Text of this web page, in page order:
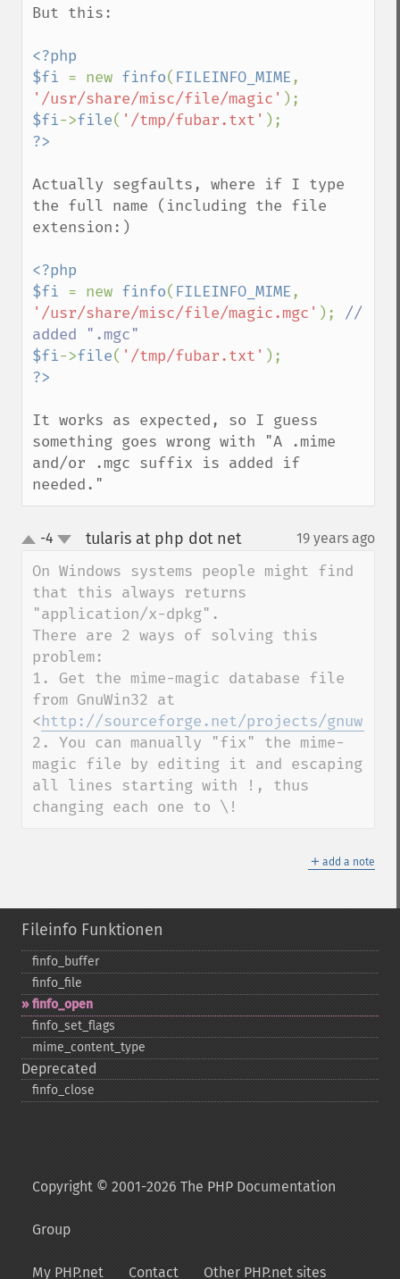
But this:
<?php
$fi = new finfo( FILEINFO_MIME
'/usr/share/misc/file/magic'
$fi->file( '/tmp/fubar.txt'
Actually segfaults, where if I type
the full name (including the file
extension:)
<?php
$fi = new finfo( FILEINFO_MIME
'/usr/share/misc/file/magic.mgc' ); //
$fi->file( '/tmp/fubar.txt'
It works as expected, so I guess
something goes wrong with "A .mime
and/or .mgc suffix is added if
needed."
up-4 tularis at php dot net¶ 19 years ago
On Windows systems people might find
that this always returns
"application/x-dpkg".
There are 2 ways of solving this
problem:
1. Get the mime-magic database file
from GnuWin32 at
<http://sourceforge.net/projects/
2. You can manually "fix" the mime-
magic file by editing it and escaping
all lines starting with !, thus
changing each one to \!
＋ add a note
Fileinfo Funktionen
finfo_​buffer
finfo_​file
finfo_​open
finfo_​set_​flags
mime_​content_​type
Deprecated
finfo_​close
Copyright © 2001-2026 The PHP Documentation
Group
My PHP.net Contact Other PHP.net sites